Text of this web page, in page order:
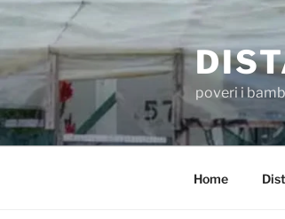
content
poveri i
Home